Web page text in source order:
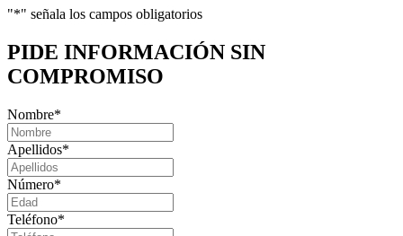
"*" señala los campos obligatorios
PIDE INFORMACIÓN SIN
COMPROMISO
Nombre*
Apellidos*
Número*
Teléfono*